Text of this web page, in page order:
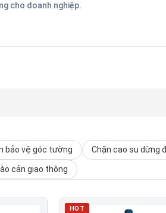
cho doanh nghiệp.
bảo vệ góc tường Chặn cao su dừng
cản giao thông
HOT